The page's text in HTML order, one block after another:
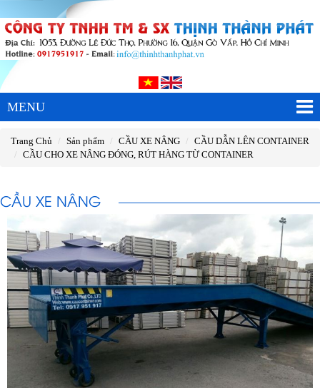
MENU
Trang Chủ Sản phẩm CẦU XE NÂNG
CẦU DẪN LÊN CONTAINER
CẦU CHO XE NÂNG ĐÓNG, RÚT HÀNG TỪ CONTAINER
CẦU XE NÂNG